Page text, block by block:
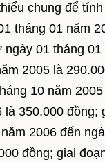
chung để
tháng 01 năm
01 tháng 01
2005 là
10 năm
là 350.000 đồng;
2006 đến
đồng; giai